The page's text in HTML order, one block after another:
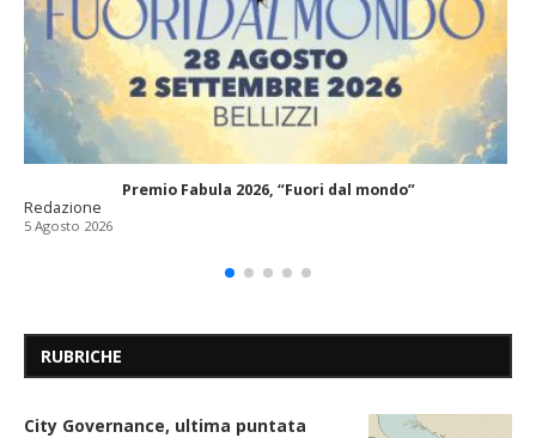
Premio Fabula 2026, “Fuori dal mondo”
Redazione
5 Agosto 2026
RUBRICHE
City Governance, ultima puntata